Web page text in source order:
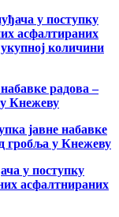
у поступку
асфалтираних
количини
радова –
Кнежеву
јавне набавке
гробља у Кнежеву
у поступку
асфалтнираних